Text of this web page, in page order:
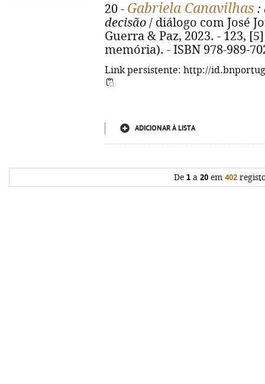
20 - Gabriela Canavilhas :
decisão / diálogo com José
Guerra & Paz, 2023. - 123,
memória). - ISBN 978-989-
Link persistente: http://
ADICIONAR À LISTA
De 1 a 20 em 402